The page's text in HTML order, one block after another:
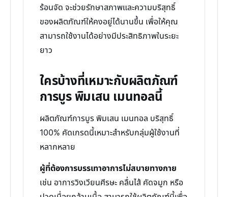
ร้อนจัด จะช่วยรักษาสภาพและความบริสุทธิ์
ของผลิตภัณฑ์ให้คงอยู่ได้นานขึ้น เพื่อให้คุณ
สามารถใช้งานได้อย่างมีประสิทธิภาพในระยะ
ยาว
ใครบ้างที่เหมาะกับผลิตภัณฑ์
การบูร พิมเสน เมนทอลนี้
ผลิตภัณฑ์การบูร พิมเสน เมนทอล บริสุทธิ์
100% คัดเกรดนี้เหมาะสำหรับกลุ่มผู้ใช้งานที่
หลากหลาย
ผู้ที่ต้องการบรรเทาอาการไม่สบายทางกาย
เช่น อาการวิงเวียนศีรษะ คลื่นไส้ คัดจมูก หรือ